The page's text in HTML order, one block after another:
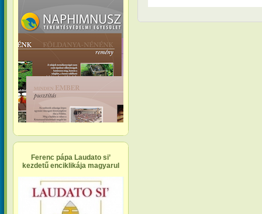
Ferenc pápa Laudato si’
kezdetű enciklikája magyarul